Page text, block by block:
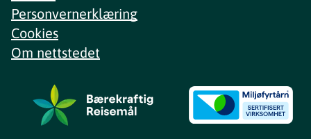
Personvernerklæring
Cookies
Om nettstedet